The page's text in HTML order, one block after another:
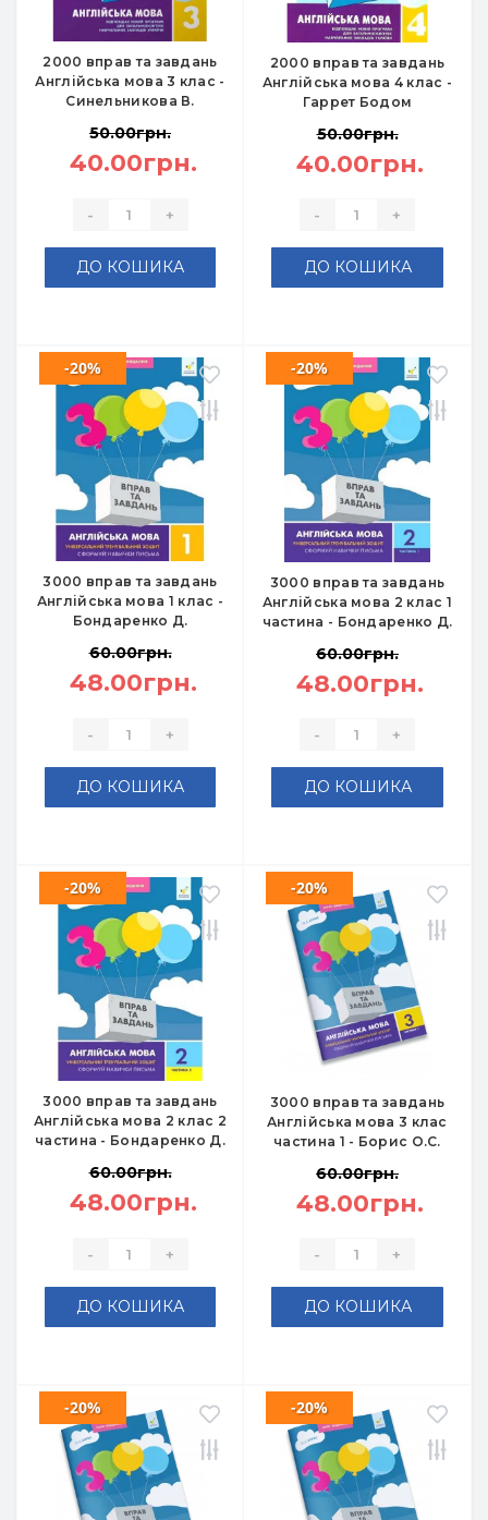
2000 вправ та завдань
Англійська мова 3 клас -
Синельникова В.
50.00грн.
40.00грн.
- +
ДО КОШИКА
2000 вправ та завдань
Англійська мова 4 клас -
Гаррет Бодом
50.00грн.
40.00грн.
- +
ДО КОШИКА
3000 вправ та завдань
Англійська мова 1 клас -
Бондаренко Д.
-20%
60.00грн.
48.00грн.
- +
ДО КОШИКА
3000 вправ та завдань
Англійська мова 2 клас 1
частина - Бондаренко Д.
-20%
60.00грн.
48.00грн.
- +
ДО КОШИКА
3000 вправ та завдань
Англійська мова 2 клас 2
частина - Бондаренко Д.
-20%
60.00грн.
48.00грн.
- +
ДО КОШИКА
3000 вправ та завдань
Англійська мова 3 клас
частина 1 - Борис О.С.
-20%
60.00грн.
48.00грн.
- +
ДО КОШИКА
-20% -20%